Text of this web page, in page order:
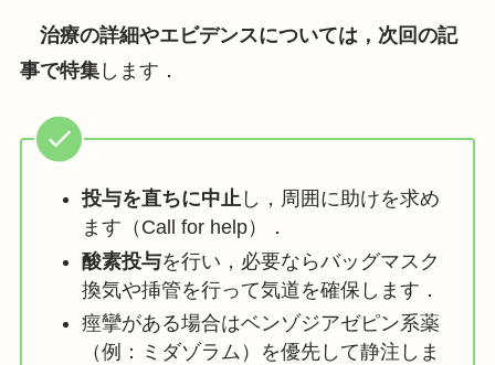
治療の詳細やエビデンスについては，次回の記
事で特集します．
投与を直ちに中止し，周囲に助けを求め
ます（Call for help）．
酸素投与を行い，必要ならバッグマスク
換気や挿管を行って気道を確保します．
痙攣がある場合はベンゾジアゼピン系薬
（例：ミダゾラム）を優先して静注しま